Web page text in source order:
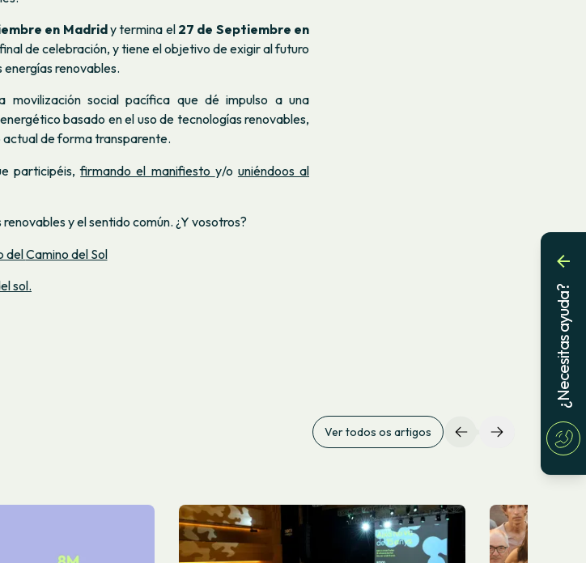
en Madridy termina el 27 de Septiembre en
de celebración, y tiene el objetivo de exigir al futuro
renovables.
movilización social pacífica que dé impulso a una
basado en el uso de tecnologías renovables,
de forma transparente.
participéis,firmando el manifiesto y/o uniéndoos al
renovables y el sentido común. ¿Y vosotros?
delCamino del Sol
sol.
Ver todos os artigos
¿Necesitas ayuda?